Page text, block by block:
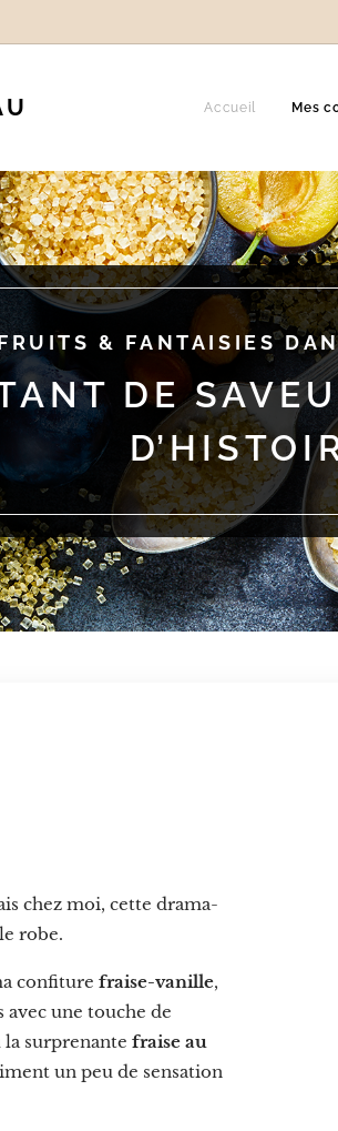
Accueil Mes
& FANTAISIES
DE
chez moi, cette drama-
robe.
confiture fraise-vanille,
une touche de
la surprenante fraise au
un peu de sensation